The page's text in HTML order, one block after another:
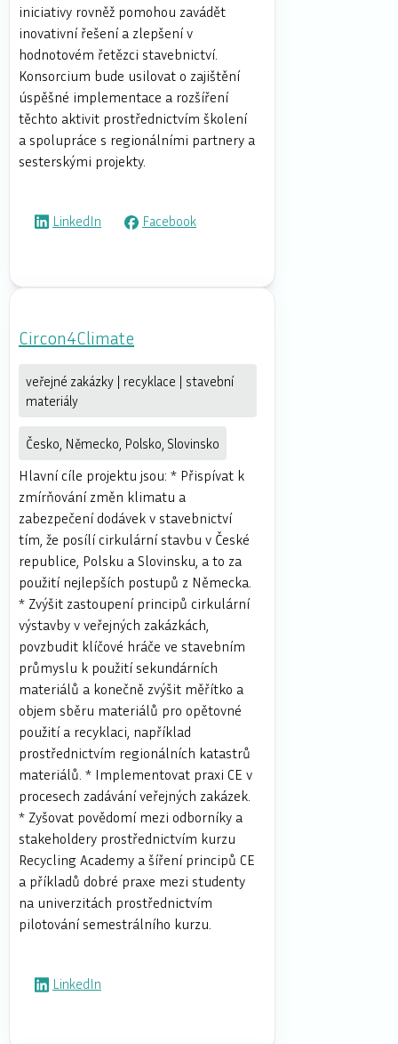
iniciativy rovněž pomohou zavádět
inovativní řešení a zlepšení v
hodnotovém řetězci stavebnictví.
Konsorcium bude usilovat o zajištění
úspěšné implementace a rozšíření
těchto aktivit prostřednictvím školení
a spolupráce s regionálními partnery a
sesterskými projekty.
LinkedIn Facebook
Circon4Climate
veřejné zakázky | recyklace | stavební
materiály
Česko, Německo, Polsko, Slovinsko
Hlavní cíle projektu jsou: * Přispívat k
zmírňování změn klimatu a
zabezpečení dodávek v stavebnictví
tím, že posílí cirkulární stavbu v České
republice, Polsku a Slovinsku, a to za
použití nejlepších postupů z Německa.
* Zvýšit zastoupení principů cirkulární
výstavby v veřejných zakázkách,
povzbudit klíčové hráče ve stavebním
průmyslu k použití sekundárních
materiálů a konečně zvýšit měřítko a
objem sběru materiálů pro opětovné
použití a recyklaci, například
prostřednictvím regionálních katastrů
materiálů. * Implementovat praxi CE v
procesech zadávání veřejných zakázek.
* Zyšovat povědomí mezi odborníky a
stakeholdery prostřednictvím kurzu
Recycling Academy a šíření principů CE
a příkladů dobré praxe mezi studenty
na univerzitách prostřednictvím
pilotování semestrálního kurzu.
LinkedIn